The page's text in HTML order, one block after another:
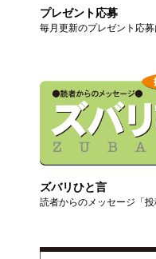
プレゼント応募
毎月更新のプレゼント応
ズバリひと言
読者からのメッセージ「投